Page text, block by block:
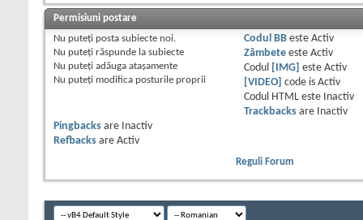
Permisiuni postare
Nu puteţi posta subiecte noi.
Nu puteţi răspunde la subiecte
Nu puteţi adăuga ataşamente
Nu puteţi modifica posturile proprii
Codul BBeste Activ
Zâmbeteeste Activ
Codul
[IMG] este Activ
[VIDEO]
code is Activ
Codul HTML este
Inactiv
Trackbacksare
Inactiv
Pingbacks are
Inactiv
Refbacks are Activ
Reguli Forum